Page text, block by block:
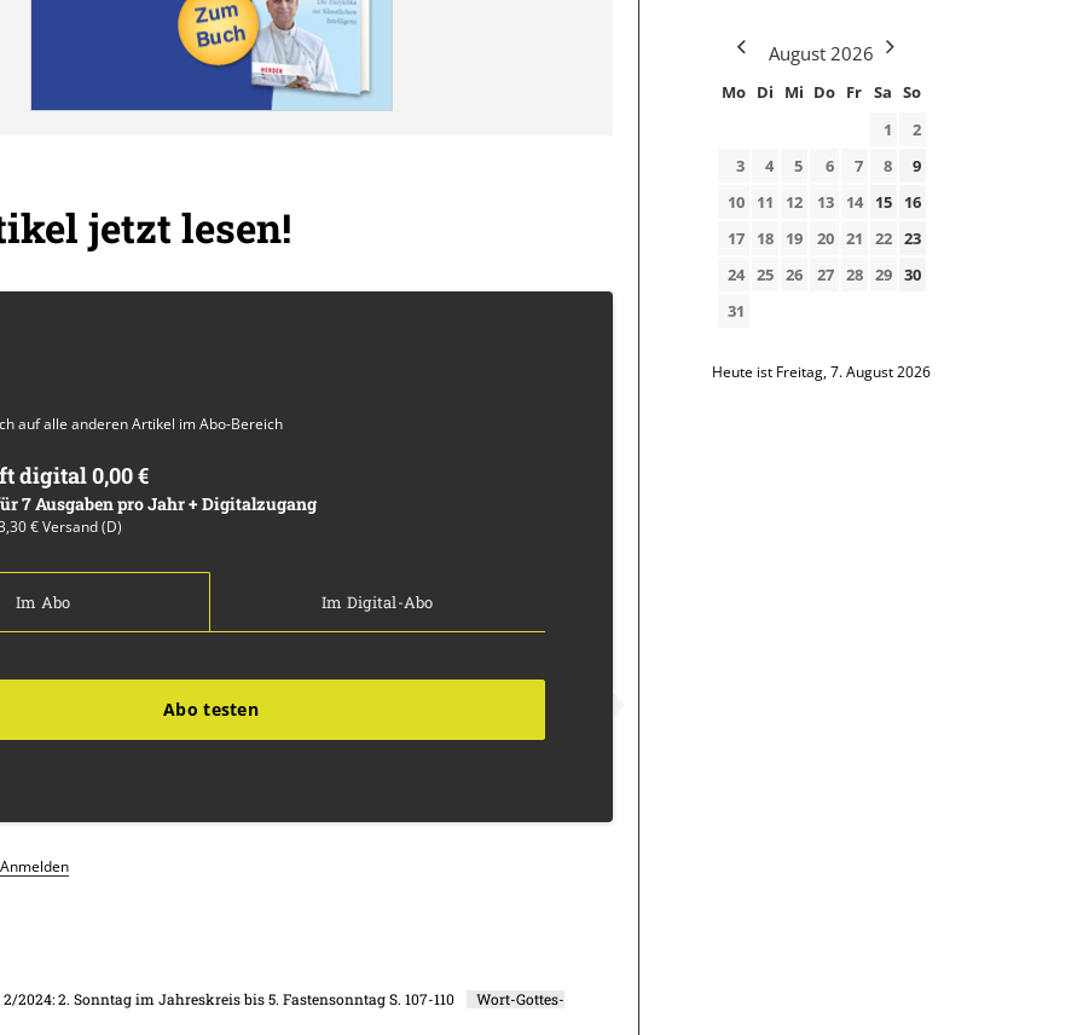
jetzt lesen!
auf alle anderen Artikel im Abo-Bereich
digital 0,00 €
7 Ausgaben pro Jahr + Digitalzugang
€ Versand (D)
Im Abo Im Digital-Abo
Abo testen
Anmelden
2/2024: 2. Sonntag im Jahreskreis bis 5. Fastensonntag S. 107-110
Wort-Gottes-
August 2026
Mo Di Mi Do Fr Sa So
1
2
3
4 5 6 7 8
9
10
11 12 13 14 15
16
17
18 19 20 21 22 23
24 25 26 27 28 29 30
31
Heute ist Freitag, 7. August 2026